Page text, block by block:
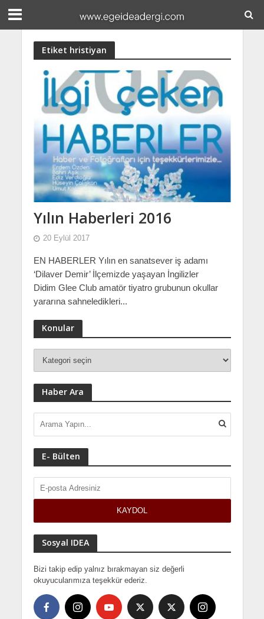
Etiket hristiyan
Yılın Haberleri 2016
20 Eylül 2017
EN HABERLER Yılın en sanatsever iş adamı
‘Dilaver Demir’ İlçemizde yaşayan İngilizler
Didim Glee Club amatör tiyatro grubunun okullar
yararına sahneledikleri...
Konular
Haber Ara
E- Bülten
Sosyal IDEA
Bizi takip edip yalnız bırakmayan siz değerli
okuyucularımıza teşekkür ederiz.